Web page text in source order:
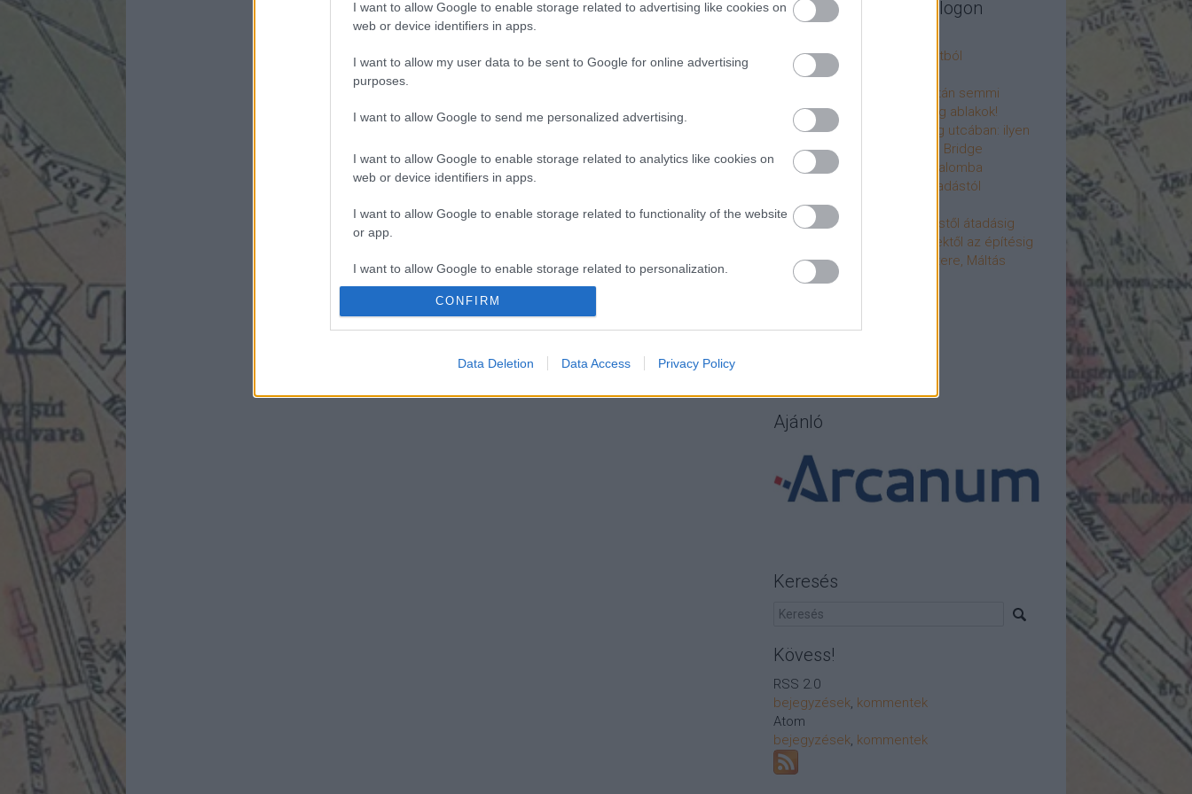
I want to allow Google to enable storage related to advertising like cookies on
web or device identifiers in apps.
I want to allow my user data to be sent to Google for online advertising
purposes.
I want to allow Google to send me personalized advertising.
I want to allow Google to enable storage related to analytics like cookies on
web or device identifiers in apps.
I want to allow Google to enable storage related to functionality of the website
or app.
I want to allow Google to enable storage related to personalization.
authentication functionality and fraud prevention, and other user protection.
CONFIRM
Data Deletion Data Access Privacy Policy
A legújabb cikkek a blogon
Egy fogorvosi rendelő a múltból
Bush a 4-es metrón
HÉV: tervezik, megígérik, aztán semmi
És újjászülettek az ólomüveg ablakok!
Meghökkentő terek a Mérleg utcában: ilyen
lett a Mamaison Hotel Chain Bridge
Új élet költözött a Hengermalomba
A Váralagút története: az átadástól
napjainkig
A Váralagút története: építéstől átadásig
A Váralagút története: ötletektől az építésig
A romantika elfeledett mestere, Máltás
Hugó
Ajánló
Keresés
Kövess!
RSS 2.0
bejegyzések, kommentek
Atom
bejegyzések, kommentek